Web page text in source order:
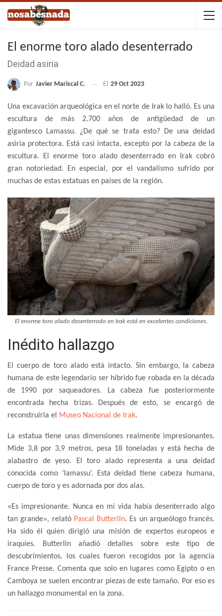
El enorme toro alado desenterrado
Deidad asiria
Por Javier Mariscal C. El 29 Oct 2023
Una excavación arqueológica en el norte de Irak lo halló. Es una
escultura de más 2.700 años de antigüedad de un
gigantesco Lamassu. ¿De qué se trata esto? De una deidad
asiria protectora. Está casi intacta, excepto por la cabeza de la
escultura. El enorme toro alado desenterrado en Irak cobró
gran notoriedad. En especial, por el vandalismo sufrido por
muchas de estas estatuas en países de la región.
El enorme toro alado desenterrado en Irak está en excelentes condiciones.
Inédito hallazgo
El cuerpo de toro alado está intacto. Sin embargo, la cabeza
humana de este legendario ser híbrido fue robada en la década
de 1990 por saqueadores. La cabeza fue posteriormente
encontrada hecha trizas. Después de esto, se encargó de
reconstruirla el Museo Nacional de Irak.
La estatua tiene unas dimensiones realmente impresionantes.
Mide 3,8 por 3,9 metros, pesa 18 toneladas y está hecha de
alabastro de yeso. El toro alado representa a una deidad
conocida como ‘lamassu’. Esta deidad tiene cabeza humana,
cuerpo de toro y es adornada por dos alas.
«Es impresionante. Nunca en mi vida había desenterrado algo
tan grande», relató Pascal Butterlin. Es un arqueólogo francés.
Ha sido él quien dirigió una misión de expertos europeos e
iraquíes. Butterlin añadió detalles sobre este tipo de
descubrimientos, los cuales fueron recogidos por la agencia
France Presse. Comenta que solo en lugares como Egipto o en
Camboya se suelen encontrar piezas de este tamaño. Por eso es
un hallazgo monumental en la zona.